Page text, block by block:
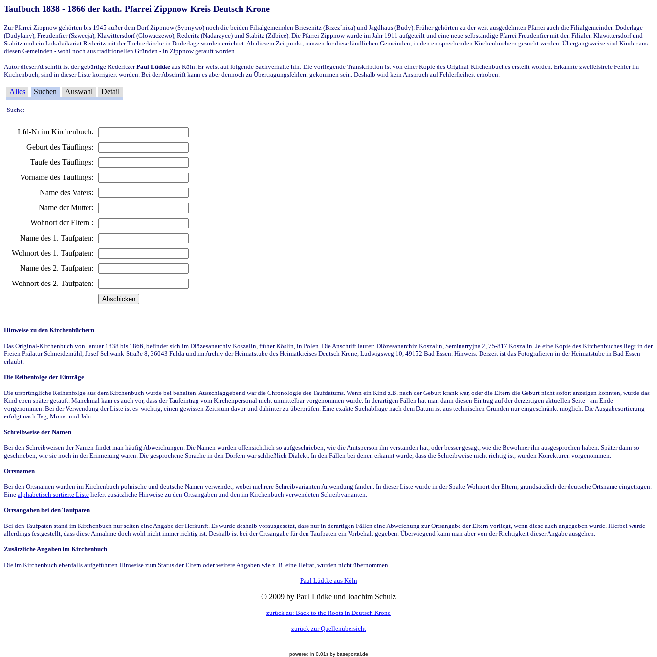
Taufbuch 1838 - 1866 der kath. Pfarrei Zippnow Kreis Deutsch Krone
Zur Pfarrei Zippnow gehörten bis 1945 außer dem Dorf Zippnow (Sypnywo) noch die beiden Filialgemeinden Briesenitz (Brzez`nica) und Jagdhaus (Budy). Früher gehörten zu der weit ausgedehnten Pfarrei auch die Filialgemeinden Doderlage
(Dudylany), Freudenfier (Szwecja), Klawittersdorf (Glowaczewo), Rederitz (Nadarzyce) und Stabitz (Zdbice). Die Pfarrei Zippnow wurde im Jahr 1911 aufgeteilt und eine neue selbständige Pfarrei Freudenfier mit den Filialen Klawittersdorf und
Stabitz und ein Lokalvikariat Rederitz mit der Tochterkirche in Doderlage wurden errichtet. Ab diesem Zeitpunkt, müssen für diese ländlichen Gemeinden, in den entsprechenden Kirchenbüchern gesucht werden. Übergangsweise sind Kinder aus
diesen Gemeinden - wohl noch aus traditionellen Gründen - in Zippnow getauft worden.
Autor dieser Abschrift ist der gebürtige RederitzerPaul Lüdtke aus Köln. Er weist auf folgende Sachverhalte hin: Die vorliegende Transkription ist von einer Kopie des Original-Kirchenbuches erstellt worden. Erkannte zweifelsfreie Fehler im
Kirchenbuch, sind in dieser Liste korrigiert worden. Bei der Abschrift kann es aber dennoch zu Übertragungsfehlern gekommen sein. Deshalb wird kein Anspruch auf Fehlerfreiheit erhoben.
Alles Suchen Auswahl Detail
Suche:
Lfd-Nr im Kirchenbuch:
Geburt des Täuflings:
Taufe des Täuflings:
Vorname des Täuflings:
Name des Vaters:
Name der Mutter:
Wohnort der Eltern :
Name des 1. Taufpaten:
Wohnort des 1. Taufpaten:
Name des 2. Taufpaten:
Wohnort des 2. Taufpaten:
Hinweise zu den Kirchenbüchern
Das Original-Kirchenbuch von Januar 1838 bis 1866, befindet sich im Diözesanarchiv Koszalin, früher Köslin, in Polen. Die Anschrift lautet: Diözesanarchiv Koszalin, Seminarryjna 2, 75-817 Koszalin. Je eine Kopie des Kirchenbuches liegt in der
Freien Prälatur Schneidemühl, Josef-Schwank-Straße 8, 36043 Fulda und im Archiv der Heimatstube des Heimatkreises Deutsch Krone, Ludwigsweg 10, 49152 Bad Essen. Hinweis: Derzeit ist das Fotografieren in der Heimatstube in Bad Essen
erlaubt.
Die Reihenfolge der Einträge
Die ursprüngliche Reihenfolge aus dem Kirchenbuch wurde bei behalten. Ausschlaggebend war die Chronologie des Taufdatums. Wenn ein Kind z.B. nach der Geburt krank war, oder die Eltern die Geburt nicht sofort anzeigen konnten, wurde das
Kind eben später getauft. Manchmal kam es auch vor, dass der Taufeintrag vom Kirchenpersonal nicht unmittelbar vorgenommen wurde. In derartigen Fällen hat man dann diesen Eintrag auf der derzeitigen aktuellen Seite - am Ende -
vorgenommen. Bei der Verwendung der Liste ist es wichtig, einen gewissen Zeitraum davor und dahinter zu überprüfen. Eine exakte Suchabfrage nach dem Datum ist aus technischen Gründen nur eingeschränkt möglich. Die Ausgabesortierung
erfolgt nach Tag, Monat und Jahr.
Schreibweise der Namen
Bei den Schreibweisen der Namen findet man häufig Abweichungen. Die Namen wurden offensichtlich so aufgeschrieben, wie die Amtsperson ihn verstanden hat, oder besser gesagt, wie die Bewohner ihn ausgesprochen haben. Später dann so
geschrieben, wie sie noch in der Erinnerung waren. Die gesprochene Sprache in den Dörfern war schließlich Dialekt. In den Fällen bei denen erkannt wurde, dass die Schreibweise nicht richtig ist, wurden Korrekturen vorgenommen.
Ortsnamen
Bei den Ortsnamen wurden im Kirchenbuch polnische und deutsche Namen verwendet, wobei mehrere Schreibvarianten Anwendung fanden. In dieser Liste wurde in der Spalte Wohnort der Eltern, grundsätzlich der deutsche Ortsname eingetragen.
Eine alphabetisch sortierte Liste liefert zusätzliche Hinweise zu den Ortsangaben und den im Kirchenbuch verwendeten Schreibvarianten.
Ortsangaben bei den Taufpaten
Bei den Taufpaten stand im Kirchenbuch nur selten eine Angabe der Herkunft. Es wurde deshalb vorausgesetzt, dass nur in derartigen Fällen eine Abweichung zur Ortsangabe der Eltern vorliegt, wenn diese auch angegeben wurde. Hierbei wurde
allerdings festgestellt, dass diese Annahme doch wohl nicht immer richtig ist. Deshalb ist bei der Ortsangabe für den Taufpaten ein Vorbehalt gegeben. Überwiegend kann man aber von der Richtigkeit dieser Angabe ausgehen.
Zusätzliche Angaben im Kirchenbuch
Die im Kirchenbuch ebenfalls aufgeführten Hinweise zum Status der Eltern oder weitere Angaben wie z. B. eine Heirat, wurden nicht übernommen.
Paul Lüdtke aus Köln
© 2009 by Paul Lüdke und Joachim Schulz
zurück zu: Back to the Roots in Deutsch Krone
zurück zur Quellenübersicht
powered in 0.01s by baseportal.de